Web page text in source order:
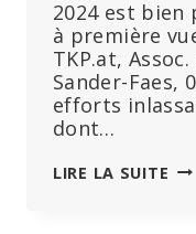
2024 est bien
à première
TKP.at,
Sander-Faes,
efforts
dont…
LIRE LA SUITE